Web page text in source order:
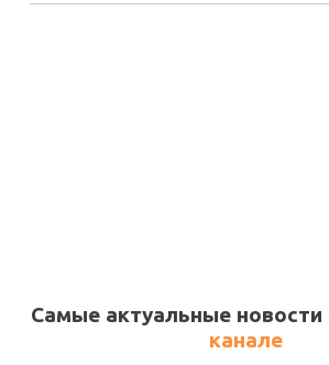
Самые актуальные новости
канале